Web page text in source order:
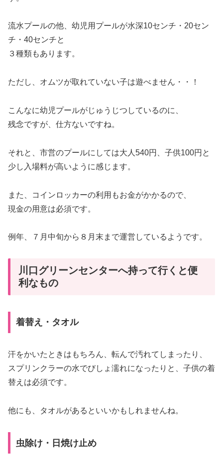
流水プールの他、幼児用プールが水深10センチ・20セン
チ・40センチと
３種類もあります。
ただし、オムツが取れていない子は遊べません・・！
こんなに幼児プールがじゅうじつしているのに、
残念ですが、仕方ないですね。
それと、市営のプールにしては大人540円、子供100円と
少し入場料が高いように感じます。
また、コインロッカーの利用もお金がかかるので、
現金の用意は必須です。
例年、７月中旬から８月末まで運営しているようです。
川口グリーンセンターへ持って行くと便
利なもの
着替え・タオル
汗をかいたときはもちろん、転んで汚れてしまったり、
スプリンクラーの水でびしょ濡れになったりと、子供の着
替えは必須です。
他にも、タオルがあるといいかもしれませんね。
虫除け・日焼け止め